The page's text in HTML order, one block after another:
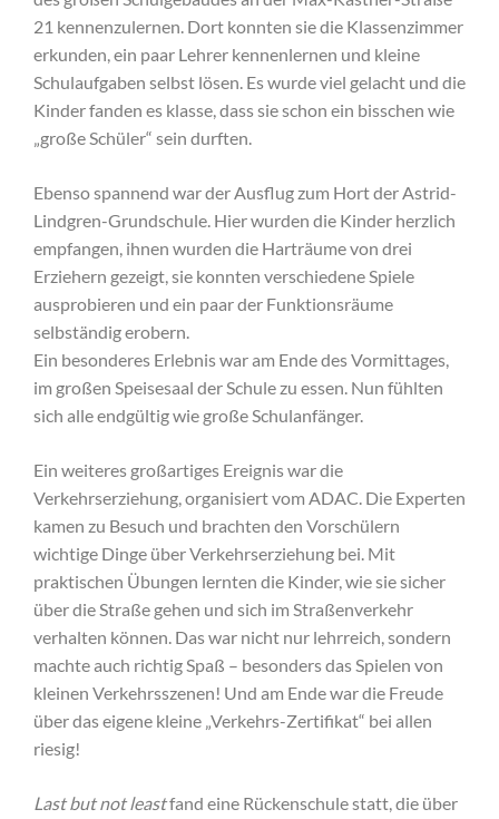
21 kennenzulernen. Dort konnten sie die Klassenzimmer
erkunden, ein paar Lehrer kennenlernen und kleine
Schulaufgaben selbst lösen. Es wurde viel gelacht und die
Kinder fanden es klasse, dass sie schon ein bisschen wie
„große Schüler“ sein durften.
Ebenso spannend war der Ausflug zum Hort der Astrid-
Lindgren-Grundschule. Hier wurden die Kinder herzlich
empfangen, ihnen wurden die Harträume von drei
Erziehern gezeigt, sie konnten verschiedene Spiele
ausprobieren und ein paar der Funktionsräume
selbständig erobern.
Ein besonderes Erlebnis war am Ende des Vormittages,
im großen Speisesaal der Schule zu essen. Nun fühlten
sich alle endgültig wie große Schulanfänger.
Ein weiteres großartiges Ereignis war die
Verkehrserziehung, organisiert vom ADAC. Die Experten
kamen zu Besuch und brachten den Vorschülern
wichtige Dinge über Verkehrserziehung bei. Mit
praktischen Übungen lernten die Kinder, wie sie sicher
über die Straße gehen und sich im Straßenverkehr
verhalten können. Das war nicht nur lehrreich, sondern
machte auch richtig Spaß – besonders das Spielen von
kleinen Verkehrsszenen! Und am Ende war die Freude
über das eigene kleine „Verkehrs-Zertifikat“ bei allen
riesig!
Last but not leastfand eine Rückenschule statt, die über